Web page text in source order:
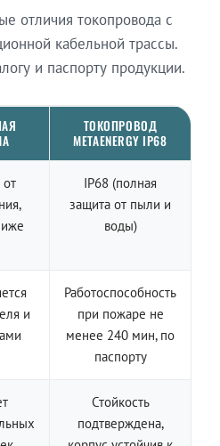
отличия токопровода с
кабельной трассы.
и паспорту продукции.
ТОКОПРОВОД
METAENERGY IP68
от
IP68 (полная
защита от пыли и
воды)
и
Работоспособность
при пожаре не
менее 240 мин, по
паспорту
Стойкость
подтверждена,